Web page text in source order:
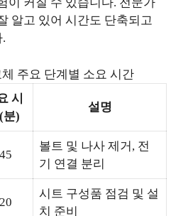
알고 있어 시간도 단축되고
주요 단계별 소요 시간
시
분)
설명
볼트 및 나사 제거, 전
기 연결 분리
시트 구성품 점검 및 설
치 준비